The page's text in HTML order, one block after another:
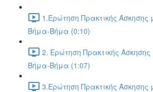
1.Ερώτηση Πρακτικής Άσκησης
Βήμα-Βήμα (0:10)
2. Ερώτηση Πρακτικής
Βήμα-Βήμα (1:07)
3.Ερώτηση Πρακτικής Άσκησης